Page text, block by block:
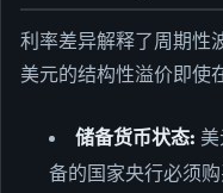
利率差异解释了周期性
美元的结构性溢价即使
储备货币状态:
备的国家央行必须